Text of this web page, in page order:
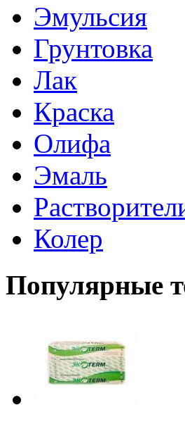
Эмульсия
Грунтовка
Лак
Краска
Олифа
Эмаль
Колер
Популярные